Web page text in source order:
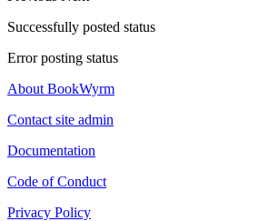
Successfully posted status
Error posting status
About BookWyrm
Contact site admin
Documentation
Code of Conduct
Privacy Policy